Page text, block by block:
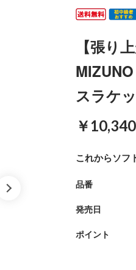
これからソフ
【張り
スラケ
￥10,340
品番
発売日
ポイント